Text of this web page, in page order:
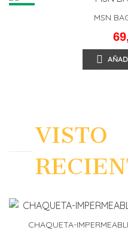
NEW
MSN
VISTO
CHAQUETA-